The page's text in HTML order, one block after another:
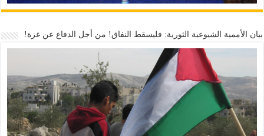
بيان الأممية الشيوعية الثورية: فليسقط النفاق! من أجل الدفاع عن غزة!